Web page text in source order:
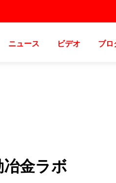
ニュース ビデオ ブロ
冶金ラボ